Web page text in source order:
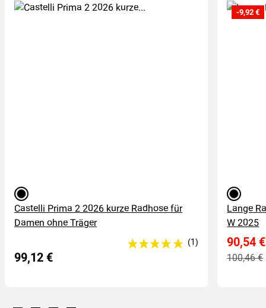
schwarz
Castelli Prima 2 2026 kurze Radhose für
Damen ohne Träger
99,12 €
schwarz
Lange
W 2025
90,54 €
100,46 €
-9,92 €